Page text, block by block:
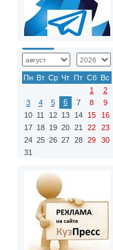
Пн Вт Ср Чт Пт Сб Вс
1
2
3
4 5 6 7 8
9
10 11 12 13 14 15
16
17 18 19 20 21 22
23
24 25 26 27 28 29
30
31